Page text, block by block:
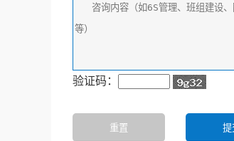
验证码：